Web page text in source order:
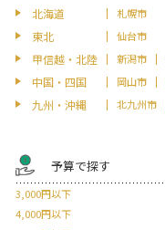
北海道 札幌市
東北 仙台市
甲信越・北陸 新潟市
中国・四国 岡山市
九州・沖縄 北九州市
予算で探す
3,000円以下
4,000円以下